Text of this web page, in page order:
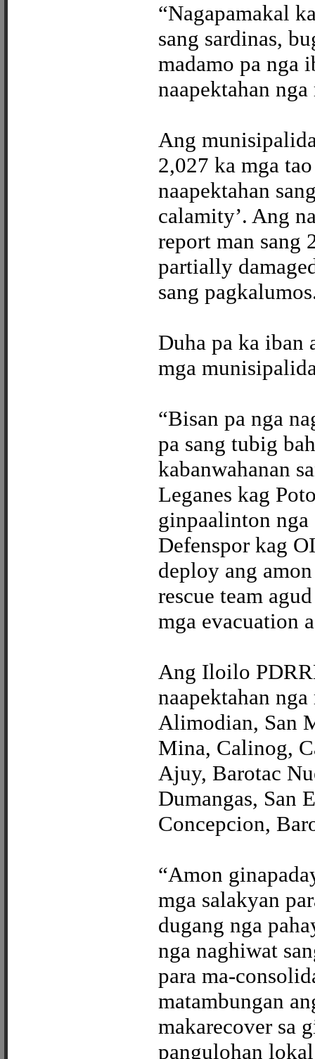
“Nagapamakal
sang sardinas,
madamo pa nga
naapektahan
Ang
2,027 ka mga
naapektahan
calamity’. Ang
report man sang
partially
sang
Duha pa ka iban
mga
“Bisan pa nga
pa sang tubig
kabanwahanan
Leganes kag
ginpaalinton
Defenspor kag
deploy ang
rescue team
mga evacuation
Ang Iloilo
naapektahan
Alimodian, San
Mina, Calinog,
Ajuy, Barotac
Dumangas, San
Concepcion,
“Amon
mga salakyan
dugang nga
nga naghiwat
para ma-
matambungan
makarecover sa
pangulohan